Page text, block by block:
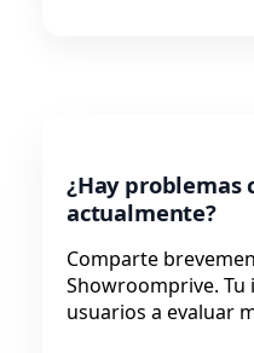
¿Hay problemas
actualmente?
Comparte
Showroomprive.
usuarios a evaluar